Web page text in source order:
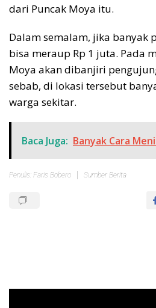
dari Puncak Moya itu.
Dalam semalam, jika banyak
bisa meraup Rp 1 juta. Pada
Moya akan dibanjiri
sebab, di lokasi tersebut
warga sekitar.
Baca Juga: Banyak Cara
Penulis: Faris Bobero Sumber Berita